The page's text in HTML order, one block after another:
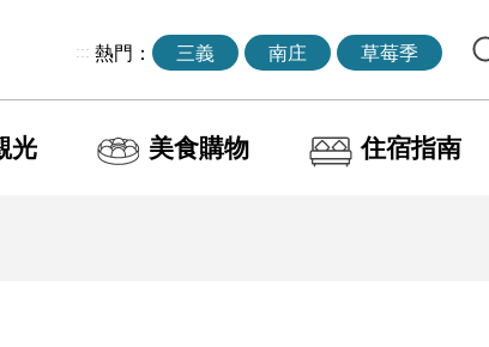
::: 熱門： 三義 南庄 草莓季
光 美食購物 住宿指南